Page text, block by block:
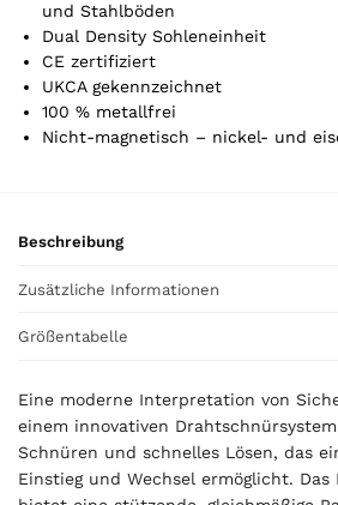
i
s
0
,
0
und Stahlböden
Dual Density Sohleneinheit
CE zertifiziert
UKCA gekennzeichnet
100 % metallfrei
Nicht-magnetisch – nickel- und
Beschreibung
Zusätzliche Informationen
Größentabelle
Eine moderne Interpretation von
einem innovativen
Schnüren und schnelles Lösen, das
Einstieg und Wechsel ermöglicht.